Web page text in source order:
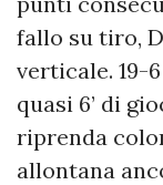
fallo su tiro,
verticale. 19-
quasi 6’ di
riprenda
allontana